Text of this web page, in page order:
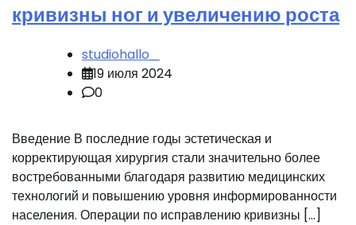
кривизны ног и увеличению роста
studiohallo_
19 июля 2024
0
Введение В последние годы эстетическая и
корректирующая хирургия стали значительно более
востребованными благодаря развитию медицинских
технологий и повышению уровня информированности
населения. Операции по исправлению кривизны […]